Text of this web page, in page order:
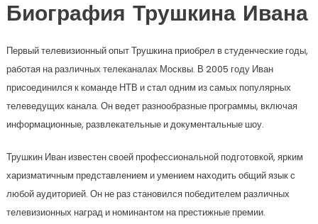
Биография Трушкина Ивана
Первый телевизионный опыт Трушкина приобрел в студенческие годы,
работая на различных телеканалах Москвы. В 2005 году Иван
присоединился к команде НТВ и стал одним из самых популярных
телеведущих канала. Он ведет разнообразные программы, включая
информационные, развлекательные и документальные шоу.
Трушкин Иван известен своей профессиональной подготовкой, ярким
харизматичным представлением и умением находить общий язык с
любой аудиторией. Он не раз становился победителем различных
телевизионных наград и номинантом на престижные премии.